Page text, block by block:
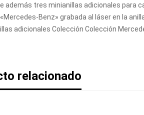
además tres minianillas adicionales para
Benz» grabada al láser en la
adicionales Colección Colección
relacionado